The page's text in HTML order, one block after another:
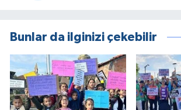
Bunlar da ilginizi çekebilir